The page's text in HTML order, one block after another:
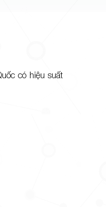
có hiệu suất